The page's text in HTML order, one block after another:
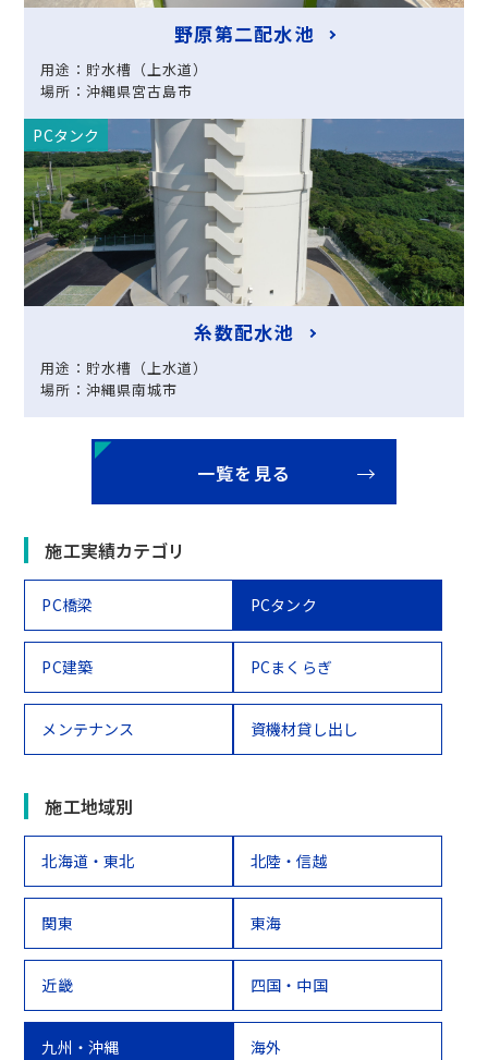
野原第二配水池
用途：貯水槽（上水道）
場所：沖縄県宮古島市
PCタンク
糸数配水池
用途：貯水槽（上水道）
場所：沖縄県南城市
一覧を見る
施工実績カテゴリ
PC橋梁 PCタンク
PC建築 PCまくらぎ
メンテナンス 資機材貸し出し
施工地域別
北海道・東北 北陸・信越
関東 東海
近畿 四国・中国
九州・沖縄 海外